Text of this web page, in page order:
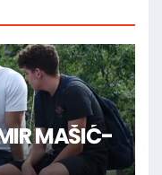
MAŠIĆ-